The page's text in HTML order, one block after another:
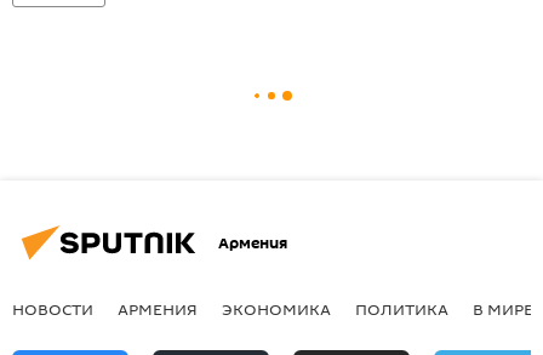
Армения
НОВОСТИ АРМЕНИЯ ЭКОНОМИКА ПОЛИТИКА В МИРЕ